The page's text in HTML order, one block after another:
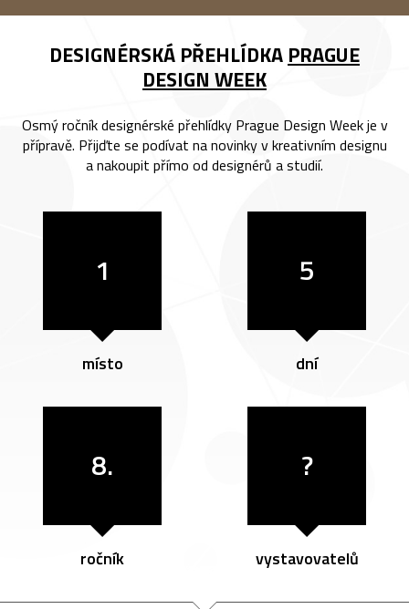
DESIGNÉRSKÁ PŘEHLÍDKA PRAGUE
DESIGN WEEK
Osmý ročník designérské přehlídky Prague Design Week je v
přípravě. Přijďte se podívat na novinky v kreativním designu
a nakoupit přímo od designérů a studií.
1
místo
5
dní
8.
ročník
?
vystavovatelů